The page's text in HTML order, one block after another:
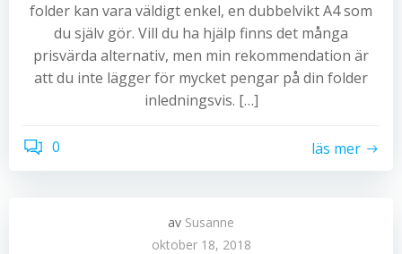
folder kan vara väldigt enkel, en dubbelvikt A4 som
du själv gör. Vill du ha hjälp finns det många
prisvärda alternativ, men min rekommendation är
att du inte lägger för mycket pengar på din folder
inledningsvis. […]
0 läs mer
av Susanne
oktober 18, 2018